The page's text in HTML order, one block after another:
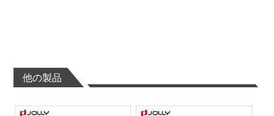
他の製品